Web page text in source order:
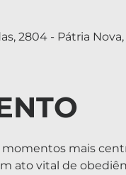
2804 - Pátria
mais
ato vital de